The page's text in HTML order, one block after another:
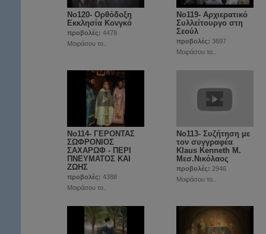
Νο120- Ορθόδοξη
Εκκλησία Κονγκό
προβολές: 4478
Μοιράσου το..
Νο119- Αρχιερατικό
Συλλείτουργο στη
Σεούλ
προβολές: 3697
Μοιράσου το..
No114- ΓΕΡΟΝΤΑΣ
ΣΩΦΡΟΝΙΟΣ
ΣΑΧΑΡΩΦ - ΠΕΡΙ
ΠΝΕΥΜΑΤΟΣ ΚΑΙ
ΖΩΗΣ
προβολές: 4388
Μοιράσου το..
No113- Συζήτηση με
τον συγγραφέα
Klaus Kenneth Μ.
Μεσ.Νικόλαος
προβολές: 2946
Μοιράσου το..